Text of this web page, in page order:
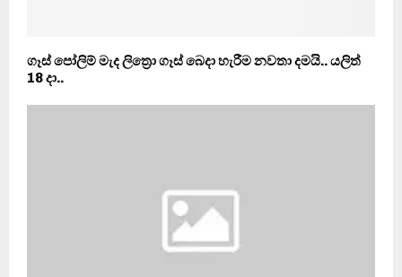
ගෑස් පෝලිම් මැද ලිත්‍රො ගෑස් බෙදා හැරීම නවතා දමයි.. යලිත්
18 දා..